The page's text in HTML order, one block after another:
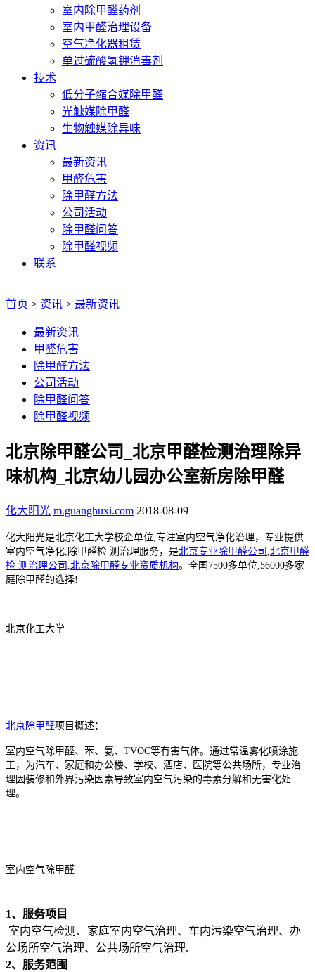
室内除甲醛药剂
室内甲醛治理设备
空气净化器租赁
单过硫酸氢钾消毒剂
技术
低分子缩合媒除甲醛
光触媒除甲醛
生物触媒除异味
资讯
最新资讯
甲醛危害
除甲醛方法
公司活动
除甲醛问答
除甲醛视频
联系
首页 > 资讯 > 最新资讯
最新资讯
甲醛危害
除甲醛方法
公司活动
除甲醛问答
除甲醛视频
北京除甲醛公司_北京甲醛检测治理除异
味机构_北京幼儿园办公室新房除甲醛
化大阳光 m.guanghuxi.com 2018-08-09
化大阳光是北京化工大学校企单位, 专注室内空气净化治理， 专业提供
室内空气净化,除甲醛检 测治理服务，是北京专业除甲醛公司 北京甲醛
检 测治理公司 北京除甲醛专业资质机构。全国7500多单位,56000多家
庭除甲醛的选择!
北京化工大学
北京除甲醛项目概述：
室内空气除甲醛、苯、氨、TVOC等有害气体。通过常温雾化喷涂施
工，为汽车、家庭和办公楼、学校、酒店、医院等公共场所，专业治
理因装修和外界污染因素导致室内空气污染的毒素分解和无害化处
理。
室内空气除甲醛
1、服务项目
室内空气检测、家庭室内空气治理、车内污染空气治理、办
公场所空气治理、公共场所空气治理.
2、服务范围